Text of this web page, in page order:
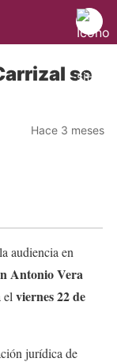
se
Hace 3 meses
audiencia en
Antonio Vera
el viernes22 de
jurídica de